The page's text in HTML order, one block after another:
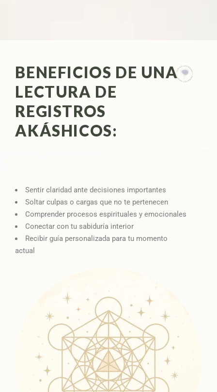
BENEFICIOS DE UNA
LECTURA DE
REGISTROS
AKÁSHICOS:
Sentir claridad ante decisiones importantes
Soltar culpas o cargas que no te pertenecen
Comprender procesos espirituales y emocionales
Conectar con tu sabiduría interior
Recibir guía personalizada para tu momento
actual